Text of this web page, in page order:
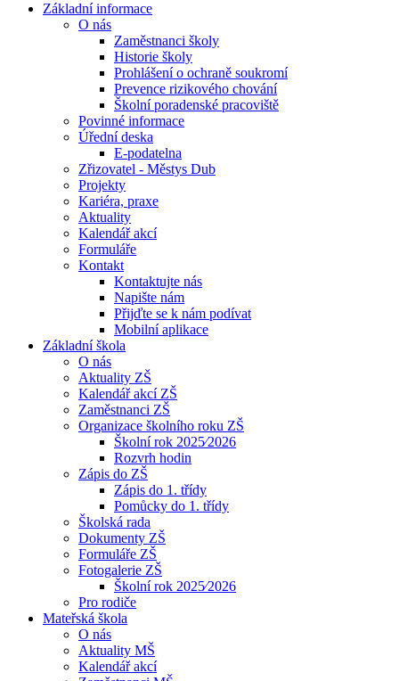
Základní informace
O nás
Zaměstnanci školy
Historie školy
Prohlášení o ochraně soukromí
Prevence rizikového chování
Školní poradenské pracoviště
Povinné informace
Úřední deska
E-podatelna
Zřizovatel - Městys Dub
Projekty
Kariéra, praxe
Aktuality
Kalendář akcí
Formuláře
Kontakt
Kontaktujte nás
Napište nám
Přijďte se k nám podívat
Mobilní aplikace
Základní škola
O nás
Aktuality ZŠ
Kalendář akcí ZŠ
Zaměstnanci ZŠ
Organizace školního roku ZŠ
Školní rok 2025⁄2026
Rozvrh hodin
Zápis do ZŠ
Zápis do 1. třídy
Pomůcky do 1. třídy
Školská rada
Dokumenty ZŠ
Formuláře ZŠ
Fotogalerie ZŠ
Školní rok 2025⁄2026
Pro rodiče
Mateřská škola
O nás
Aktuality MŠ
Kalendář akcí